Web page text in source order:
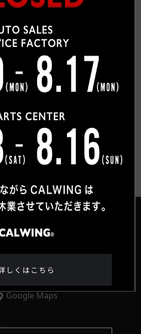
文を入れていた車両が届き、ご
。
ィション
意させて頂き、カズさんに気に
て何より良かったです！
ざいます。今後ともよろしくお
紹介一覧にもどる
HEAD OFFICE
Google Maps
しくはこちら